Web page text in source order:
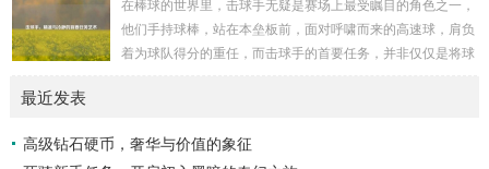
照耀下闪耀着刺眼的银光，仿佛是大自然赐予这片土地的皇
冠，而山脚下，则是一片郁郁葱葱的森林，森林里树木种类繁
多，高大的乔木遮天蔽日，阳光只能透过枝叶的缝隙...
在棒球的世界里，击球手无疑是赛场上最受瞩目的角色之一，
他们手持球棒，站在本垒板前，面对呼啸而来的高速球，肩负
着为球队得分的重任，而击球手的首要任务，并非仅仅是将球
滑球，击球手需要在极短的时间内，准确判断球的速度、方向
最近发表
高级钻石硬币，奢华与价值的象征